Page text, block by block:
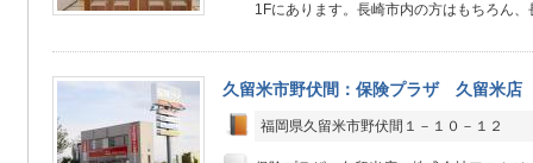
1Fにあります。長崎市内の方はもちろん
久留米市野伏間：保険プラザ 久留米
福岡県久留米市野伏間１－１０－１２